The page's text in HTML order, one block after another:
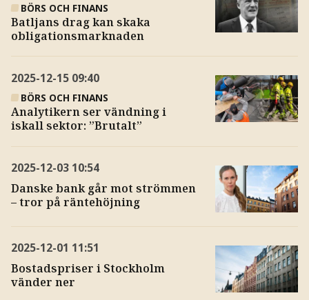
BÖRS OCH FINANS
Batljans drag kan skaka
obligationsmarknaden
2025-12-15 09:40
BÖRS OCH FINANS
Analytikern ser vändning i
iskall sektor: ”Brutalt”
2025-12-03 10:54
Danske bank går mot strömmen
– tror på räntehöjning
2025-12-01 11:51
Bostadspriser i Stockholm
vänder ner